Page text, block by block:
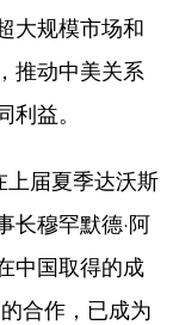
大规模市场和
推动中美关系
益。
届夏季达沃斯
长穆罕默德·阿
中国取得的成
合作，已成为